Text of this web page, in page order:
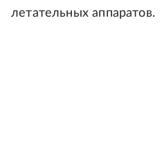
летательных аппаратов.